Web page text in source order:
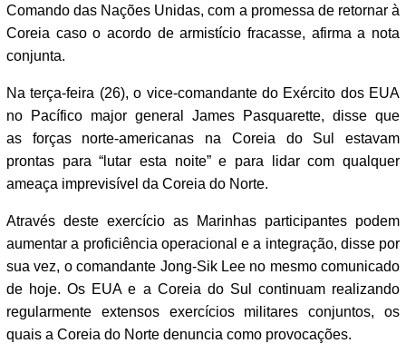
Comando das Nações Unidas, com a promessa de retornar à
Coreia caso o acordo de armistício fracasse, afirma a nota
conjunta.
Na terça-feira (26), o vice-comandante do Exército dos EUA
no Pacífico major general James Pasquarette, disse que
as forças norte-americanas na Coreia do Sul estavam
prontas para “lutar esta noite” e para lidar com qualquer
ameaça imprevisível da Coreia do Norte.
Através deste exercício as Marinhas participantes podem
aumentar a proficiência operacional e a integração, disse por
sua vez, o comandante Jong-Sik Lee no mesmo comunicado
de hoje. Os EUA e a Coreia do Sul continuam realizando
regularmente extensos exercícios militares conjuntos, os
quais a Coreia do Norte denuncia como provocações.